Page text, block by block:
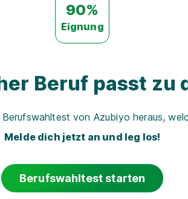
90%
Eignung
Beruf passt zu
von Azubiyo heraus,
Melde dich jetzt an und leg los!
Berufswahltest starten